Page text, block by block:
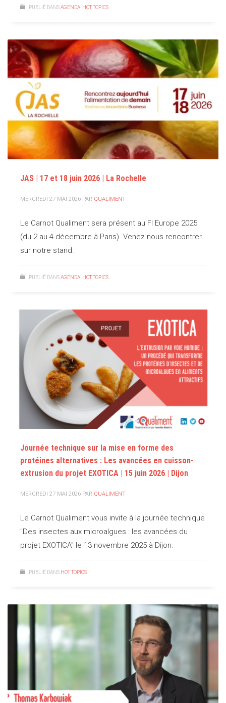
PUBLIÉ DANSAGENDA, HOT TOPICS
JAS | 17 et 18 juin 2026 | La Rochelle
MERCREDI 27 MAI 2026 PAR QUALIMENT
Le Carnot Qualiment sera présent au FI Europe 2025
(du 2 au 4 décembre à Paris). Venez nous rencontrer
sur notre stand.
PUBLIÉ DANSAGENDA HOT TOPICS
Journée technique sur la mise en forme des
protéines alternatives : Les avancées en cuisson-
extrusion du projet EXOTICA | 15 juin 2026 | Dijon
MERCREDI 27 MAI 2026 PAR QUALIMENT
Le Carnot Qualiment vous invite à la journée technique
"Des insectes aux microalgues : les avancées du
projet EXOTICA" le 13 novembre 2025 à Dijon.
PUBLIÉ DANS HOT TOPICS